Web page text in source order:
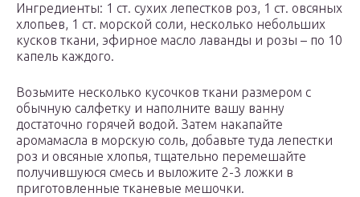
Ингредиенты: 1 ст. сухих лепестков роз, 1 ст. овсяных
хлопьев, 1 ст. морской соли, несколько небольших
кусков ткани, эфирное масло лаванды и розы – по 10
капель каждого.
Возьмите несколько кусочков ткани размером с
обычную салфетку и наполните вашу ванну
достаточно горячей водой. Затем накапайте
аромамасла в морскую соль, добавьте туда лепестки
роз и овсяные хлопья, тщательно перемешайте
получившуюся смесь и выложите 2-3 ложки в
приготовленные тканевые мешочки.